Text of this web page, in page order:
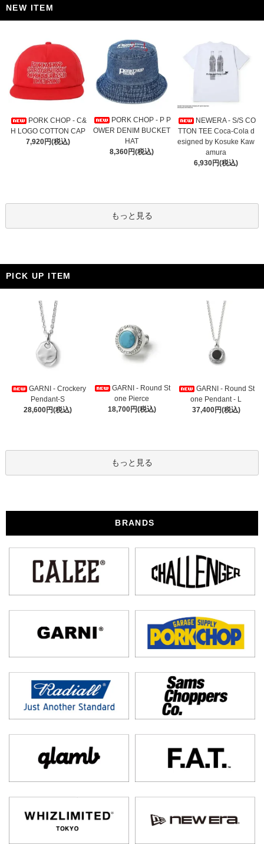
NEW ITEM
PORK CHOP - C&
H LOGO COTTON CAP
7,920円(税込)
PORK CHOP - P P
OWER DENIM BUCKET
HAT
8,360円(税込)
NEWERA - S/S CO
TTON TEE Coca-Cola d
esigned by Kosuke Kaw
amura
6,930円(税込)
もっと見る
PICK UP ITEM
GARNI - Crockery
Pendant-S
28,600円(税込)
GARNI - Round St
one Pierce
18,700円(税込)
GARNI - Round St
one Pendant - L
37,400円(税込)
もっと見る
BRANDS